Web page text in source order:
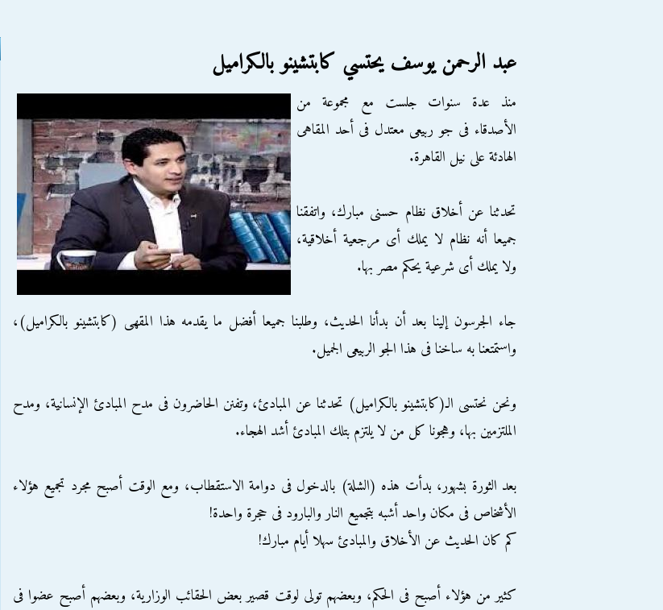
عبد الرحمن يوسف يحتسي كابتشينو بالكراميل
منذ عدة سنوات جلست مع مجموعة من
الأصدقاء فى جو ربيعى معتدل فى أحد المقاهى
الهادئة على نيل القاهرة.
تحدثنا عن أخلاق نظام حسنى مبارك، واتفقنا
جميعا أنه نظام لا يملك أى مرجعية أخلاقية،
ولا يملك أى شرعية يحكم مصر بها.
جاء الجرسون إلينا بعد أن بدأنا الحديث، وطلبنا جميعا أفضل ما يقدمه هذا المقهى (كابتشينو بالكراميل)،
واستمتعنا به ساخنا فى هذا الجو الربيعى الجميل.
ونحن نحتسى الـ(كابتشينو بالكراميل) تحدثنا عن المبادئ، وتفنن الحاضرون فى مدح المبادئ الإنسانية، ومدح
الملتزمين بها، وهجونا كل من لا يلتزم بتلك المبادئ أشد الهجاء.
بعد الثورة بشهور، بدأت هذه (الشلة) بالدخول فى دوامة الاستقطاب، ومع الوقت أصبح مجرد تجميع هؤلاء
الأشخاص فى مكان واحد أشبه بتجميع النار والبارود فى حجرة واحدة!
كم كان الحديث عن الأخلاق والمبادئ سهلا أيام مبارك!
كثير من هؤلاء أصبح فى الحكم، وبعضهم تولى لوقت قصير بعض الحقائب الوزارية، وبعضهم أصبح عضوا فى